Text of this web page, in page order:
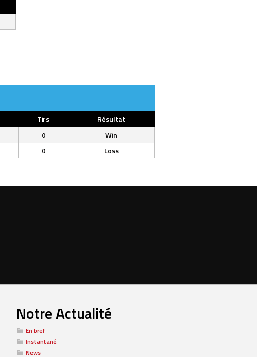
Tirs
Résultat
0
Win
0 Loss
Notre Actualité
En bref
Instantané
News